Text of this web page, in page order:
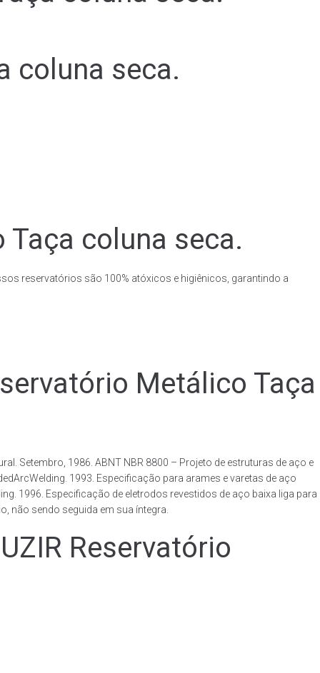
coluna seca.
coluna seca.
reservatórios são 100% atóxicos e higiênicos, garantindo a
Metálico Taça
Setembro, 1986. ABNT NBR 8800 – Projeto de estruturas de aço e
1993. Especificação para arames e varetas de aço
1996. Especificação de eletrodos revestidos de aço baixa liga para
não sendo seguida em sua íntegra.
Reservatório